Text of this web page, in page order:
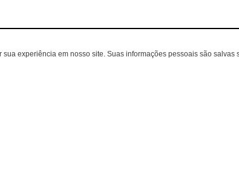
experiência em nosso site. Suas informações pessoais são